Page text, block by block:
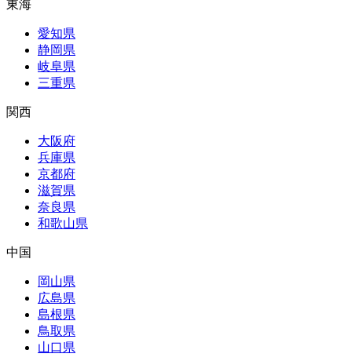
東海
愛知県
静岡県
岐阜県
三重県
関西
大阪府
兵庫県
京都府
滋賀県
奈良県
和歌山県
中国
岡山県
広島県
島根県
鳥取県
山口県